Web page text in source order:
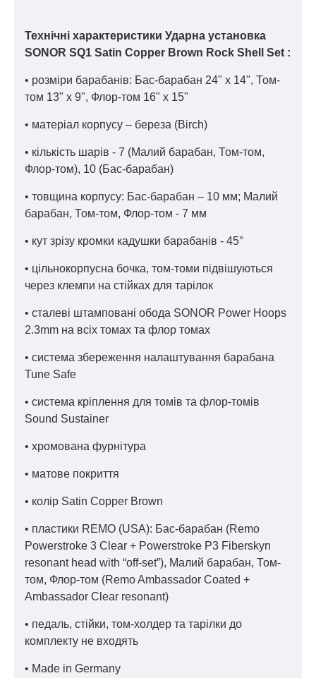
Технічні характеристики Ударна установка
SONOR SQ1 Satin Copper Brown Rock Shell Set :
• розміри барабанів: Бас-барабан 24" x 14", Том-
том 13" x 9", Флор-том 16" x 15"
• матеріал корпусу – береза (Birch)
• кількість шарів - 7 (Малий барабан, Том-том,
Флор-том), 10 (Бас-барабан)
• товщина корпусу: Бас-барабан – 10 мм; Малий
барабан, Том-том, Флор-том - 7 мм
• кут зрізу кромки кадушки барабанів - 45°
• цільнокорпусна бочка, том-томи підвішуються
через клемпи на стійках для тарілок
• сталеві штамповані обода SONOR Power Hoops
2.3mm на всіх томах та флор томах
• система збереження налаштування барабана
Tune Safe
• система кріплення для томів та флор-томів
Sound Sustainer
• хромована фурнітура
• матове покриття
• колір Satin Copper Brown
• пластики REMO (USA): Бас-барабан (Remo
Powerstroke 3 Clear + Powerstroke P3 Fiberskyn
resonant head with “off-set”), Малий барабан, Том-
том, Флор-том (Remo Ambassador Coated +
Ambassador Clear resonant)
• педаль, стійки, том-холдер та тарілки до
комплекту не входять
• Made in Germany